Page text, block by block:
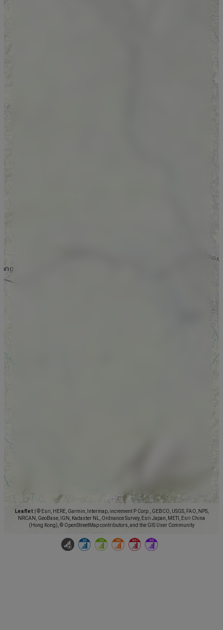
Leaflet
© Esri, HERE, Garmin, Intermap, increment P Corp., GEBCO, USGS, FAO, NPS,
NRCAN, GeoBase, IGN, Kadaster NL, Ordnance Survey, Esri Japan, METI, Esri China
(Hong Kong), © OpenStreetMap contributors, and the GIS User Community